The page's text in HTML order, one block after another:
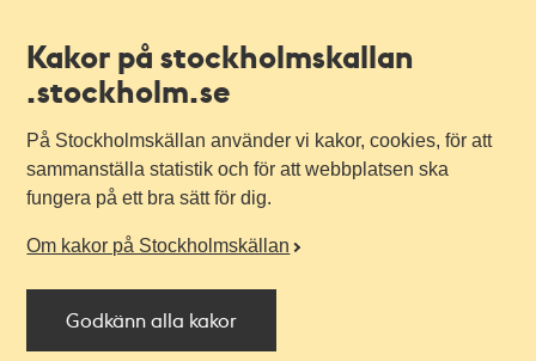
Kakor på stockholmskallan
.stockholm.se
På Stockholmskällan använder vi kakor, cookies, för att
sammanställa statistik och för att webbplatsen ska
fungera på ett bra sätt för dig.
Om kakor på Stockholmskällan
Godkänn alla kakor